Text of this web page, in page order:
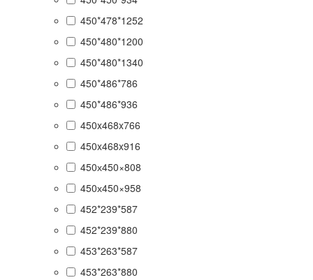
450*478*1252
450*480*1200
450*480*1340
450*486*786
450*486*936
450x468x766
450x468x916
450х450×808
450х450×958
452*239*587
452*239*880
453*263*587
453*263*880